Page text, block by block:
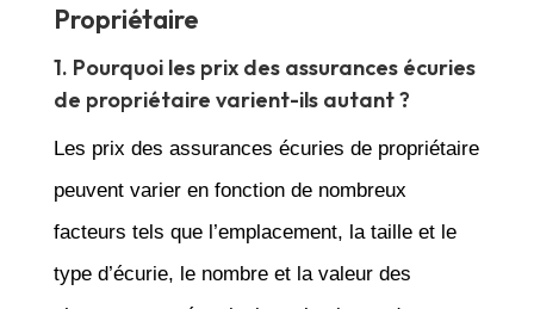
Propriétaire
1. Pourquoi les prix des assurances écuries
de propriétaire varient-ils autant ?
Les prix des assurances écuries de propriétaire
peuvent varier en fonction de nombreux
facteurs tels que l’emplacement, la taille et le
type d’écurie, le nombre et la valeur des